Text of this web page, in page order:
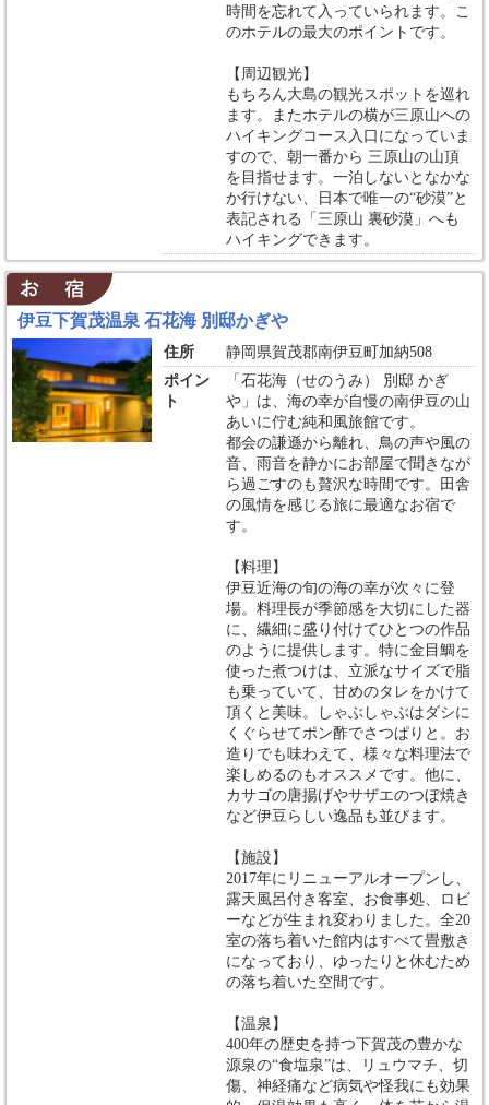
時間を忘れて入っていられます。こ
のホテルの最大のポイントです。
【周辺観光】
もちろん大島の観光スポットを巡れ
ます。またホテルの横が三原山への
ハイキングコース入口になっていま
すので、朝一番から 三原山の山頂
を目指せます。一泊しないとなかな
か行けない、日本で唯一の“砂漠”と
表記される「三原山 裏砂漠」へも
ハイキングできます。
伊豆下賀茂温泉 石花海 別邸かぎや
住所
静岡県賀茂郡南伊豆町加納508
ポイン
ト
「石花海（せのうみ） 別邸 かぎ
や」は、海の幸が自慢の南伊豆の山
あいに佇む純和風旅館です。
都会の謙遜から離れ、鳥の声や風の
音、雨音を静かにお部屋で聞きなが
ら過ごすのも贅沢な時間です。田舎
の風情を感じる旅に最適なお宿で
す。
【料理】
伊豆近海の旬の海の幸が次々に登
場。料理長が季節感を大切にした器
に、繊細に盛り付けてひとつの作品
のように提供します。特に金目鯛を
使った煮つけは、立派なサイズで脂
も乗っていて、甘めのタレをかけて
頂くと美味。しゃぶしゃぶはダシに
くぐらせてポン酢でさつぱりと。お
造りでも味わえて、様々な料理法で
楽しめるのもオススメです。他に、
カサゴの唐揚げやサザエのつぼ焼き
など伊豆らしい逸品も並びます。
【施設】
2017年にリニューアルオープンし、
露天風呂付き客室、お食事処、ロビ
ーなどが生まれ変わりました。全20
室の落ち着いた館内はすべて畳敷き
になっており、ゆったりと休むため
の落ち着いた空間です。
【温泉】
400年の歴史を持つ下賀茂の豊かな
源泉の“食塩泉”は、リュウマチ、切
傷、神経痛など病気や怪我にも効果